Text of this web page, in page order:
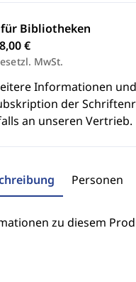
Bibliotheken
€
MwSt.
Informationen
der
an unseren Vertrieb.
Personen
zu diesem